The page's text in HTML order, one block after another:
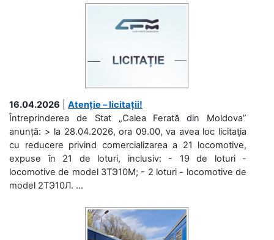
16.04.2026
Atenție – licitații!
Întreprinderea de Stat „Calea Ferată din Moldova”
anunță: > la 28.04.2026, ora 09.00, va avea loc licitaţia
cu reducere privind comercializarea a 21 locomotive,
expuse în 21 de loturi, inclusiv: - 19 de loturi -
locomotive de model 3ТЭ10М; - 2 loturi - locomotive de
model 2ТЭ10Л. ...